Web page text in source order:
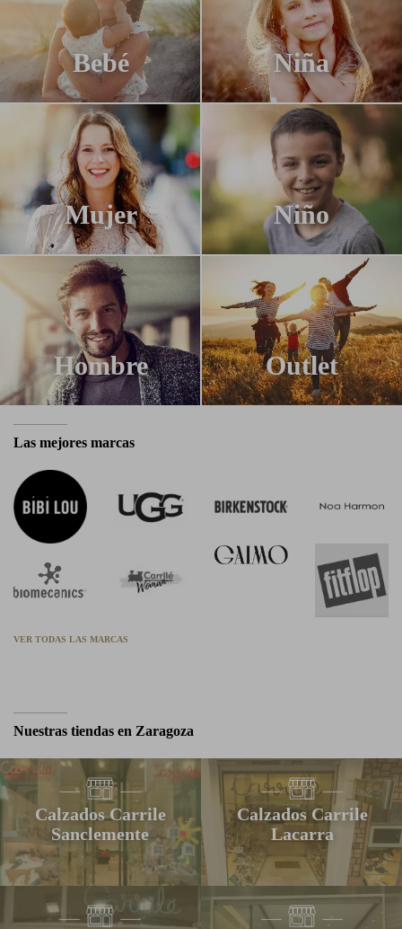
Bebé Niña
Mujer Niño
Hombre Outlet
Las mejores marcas
VER TODAS LAS MARCAS
Nuestras tiendas en Zaragoza
Calzados Carrile
Sanclemente
Calzados Carrile
Lacarra